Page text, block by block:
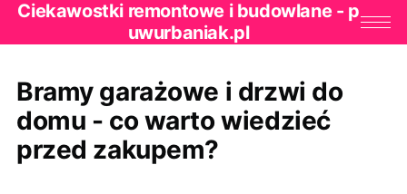
Ciekawostki remontowe i budowlane - p
uwurbaniak.pl
Bramy garażowe i drzwi do
domu - co warto wiedzieć
przed zakupem?